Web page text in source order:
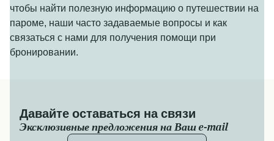
чтобы найти полезную информацию о путешествии на
пароме, наши часто задаваемые вопросы и как
связаться с нами для получения помощи при
бронировании.
Давайте оставаться на связи
Эксклюзивные предложения на Ваш e-mail